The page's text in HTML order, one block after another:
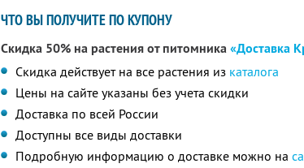
ЧТО ВЫ ПОЛУЧИТЕ ПО КУПОНУ
Скидка 50% на растения от питомника«Доставка
Скидка действует на все растения из каталога
Цены на сайте указаны без учета скидки
Доставка по всей России
Доступны все виды доставки
Подробную информацию о доставке можно на